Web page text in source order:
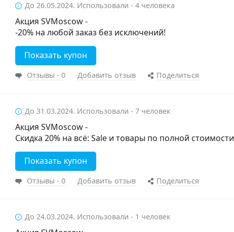
До 26.05.2024. Использовали - 4 человека
Акция SVMoscow -
-20% на любой заказ без исключений!
Показать купон
Отзывы - 0 Добавить отзыв Поделиться
До 31.03.2024. Использовали - 7 человек
Акция SVMoscow -
Скидка 20% на всё: Sale и товары по полной стоимости
Показать купон
Отзывы - 0 Добавить отзыв Поделиться
До 24.03.2024. Использовали - 1 человек